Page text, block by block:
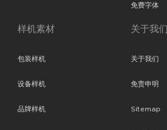
免费字体
样机素材
包装样机
设备样机
品牌样机
关于我们
关于我们
免责申明
Sitemap